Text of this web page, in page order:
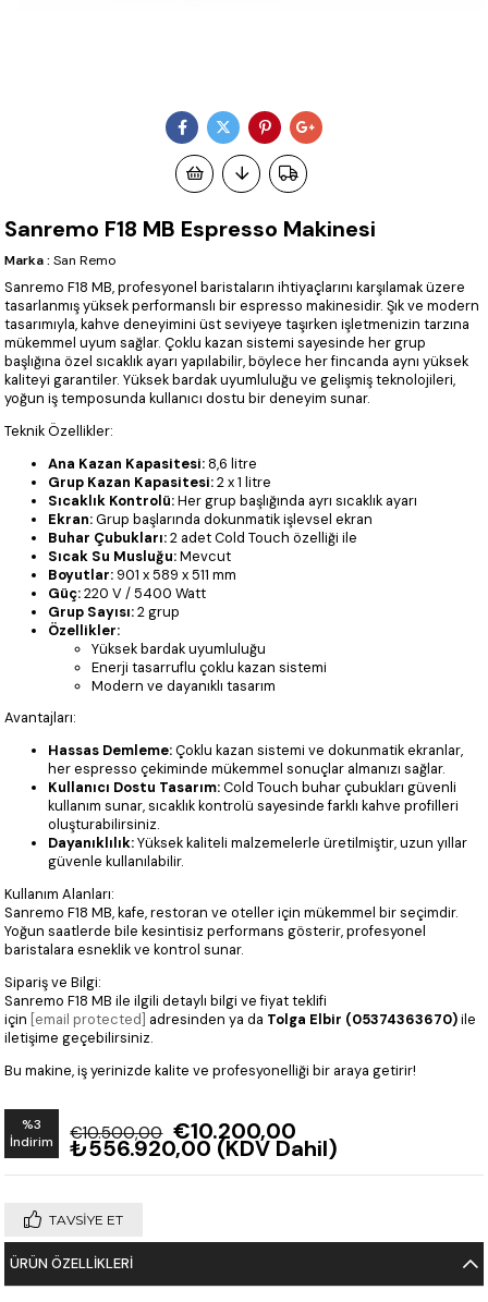
Sanremo F18 MB Espresso Makinesi
Marka : San Remo
Sanremo F18 MB, profesyonel baristaların ihtiyaçlarını karşılamak üzere
tasarlanmış yüksek performanslı bir espresso makinesidir. Şık ve modern
tasarımıyla, kahve deneyimini üst seviyeye taşırken işletmenizin tarzına
mükemmel uyum sağlar. Çoklu kazan sistemi sayesinde her grup
başlığına özel sıcaklık ayarı yapılabilir, böylece her fincanda aynı yüksek
kaliteyi garantiler. Yüksek bardak uyumluluğu ve gelişmiş teknolojileri,
yoğun iş temposunda kullanıcı dostu bir deneyim sunar.
Teknik Özellikler:
Ana Kazan Kapasitesi: 8,6 litre
Grup Kazan Kapasitesi:2 x 1 litre
Sıcaklık Kontrolü:Her grup başlığında ayrı sıcaklık ayarı
Ekran:Grup başlarında dokunmatik işlevsel ekran
Buhar Çubukları:2 adet Cold Touch özelliği ile
Sıcak Su Musluğu:Mevcut
Boyutlar:901 x 589 x 511 mm
Güç:220 V / 5400 Watt
Grup Sayısı:2 grup
Özellikler:
Yüksek bardak uyumluluğu
Enerji tasarruflu çoklu kazan sistemi
Modern ve dayanıklı tasarım
Avantajları:
Hassas Demleme:Çoklu kazan sistemi ve dokunmatik ekranlar,
her espresso çekiminde mükemmel sonuçlar almanızı sağlar.
Kullanıcı Dostu Tasarım:Cold Touch buhar çubukları güvenli
kullanım sunar, sıcaklık kontrolü sayesinde farklı kahve profilleri
oluşturabilirsiniz.
Dayanıklılık:Yüksek kaliteli malzemelerle üretilmiştir, uzun yıllar
güvenle kullanılabilir.
Kullanım Alanları:
Sanremo F18 MB, kafe, restoran ve oteller için mükemmel bir seçimdir.
Yoğun saatlerde bile kesintisiz performans gösterir, profesyonel
baristalara esneklik ve kontrol sunar.
Sipariş ve Bilgi:
Sanremo F18 MB ile ilgili detaylı bilgi ve fiyat teklifi
için [email protected] adresinden ya da Tolga Elbir (05374363670)ile
iletişime geçebilirsiniz.
Bu makine, iş yerinizde kalite ve profesyonelliği bir araya getirir!
%3
İndirim
€10.500,00 €10.200,00
₺556.920,00 (KDV Dahil)
TAVSIYE ET
ÜRÜN ÖZELLIKLERI